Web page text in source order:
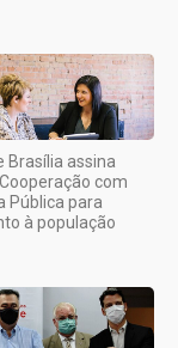
Brasília assina
com
Pública para
à população